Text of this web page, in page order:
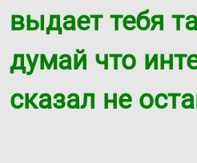
выдает тебя
думай что
сказал не